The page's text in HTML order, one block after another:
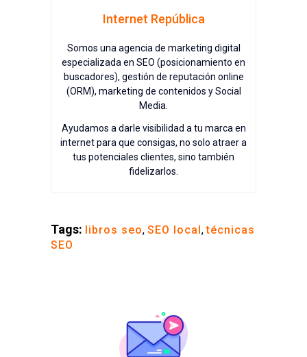
Internet República
Somos una agencia de marketing digital
especializada en SEO (posicionamiento en
buscadores), gestión de reputación online
(ORM), marketing de contenidos y Social
Media.
Ayudamos a darle visibilidad a tu marca en
internet para que consigas, no solo atraer a
tus potenciales clientes, sino también
fidelizarlos.
Tags: libros seo, SEO local,técnicas
SEO